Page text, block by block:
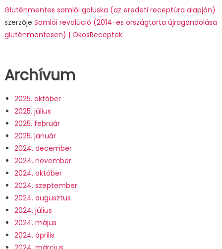
Gluténmentes somlói galuska (az eredeti receptúra alapján)
szerzője Somlói revolúció (2014-es országtorta újragondolása
gluténmentesen) | OkosReceptek
Archívum
2025. október
2025. július
2025. február
2025. január
2024. december
2024. november
2024. október
2024. szeptember
2024. augusztus
2024. július
2024. május
2024. április